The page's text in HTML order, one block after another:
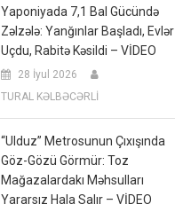
Yaponiyada 7,1 Bal Gücündə
Zəlzələ: Yanğınlar Başladı, Evlər
Uçdu, Rabitə Kəsildi – VİDEO
28 İyul 2026
TURAL KƏLBƏCƏRLİ
“Ulduz” Metrosunun Çıxışında
Göz-Gözü Görmür: Toz
Mağazalardakı Məhsulları
Yararsız Hala Salır – VİDEO